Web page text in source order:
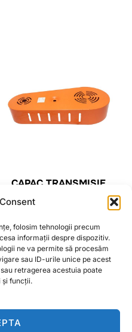
folosim tehnologii precum
informații despre dispozitiv.
ne va permite să procesăm
sau ID-urile unice pe acest
retragerea acestuia poate
și funcții.
CAPAC TRANSMISIE
LATERAL PENTRU
TOCATOARE SERIA
DPS, BK98211, BK98212,
BK98213, BK98214
CITEȘTE MAI MULT